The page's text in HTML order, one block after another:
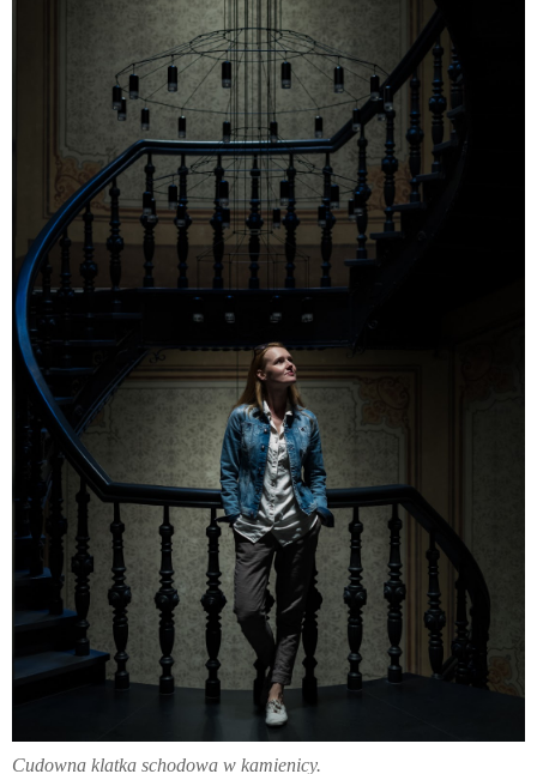
Cudowna klatka schodowa w kamienicy.